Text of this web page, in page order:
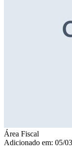
Área Fiscal
Adicionado em: 05/